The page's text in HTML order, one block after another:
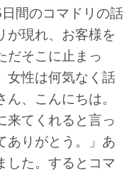
間のコマドリの話
が現れ、お客様を
だそこに止まっ
女性は何気なく話
、こんにちは。
来てくれると言っ
ありがとう。」あ
した。するとコマ